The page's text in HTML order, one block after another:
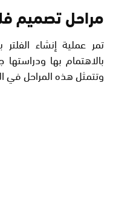
مراحل تصميم
تمر عملية إنشاء
بالاهتمام بها
وتتمثل هذه المراحل في